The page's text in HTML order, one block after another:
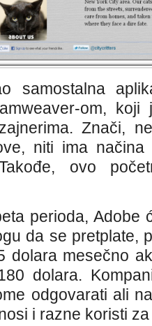
samostalna
om,
Znači,
niti ima
Takođe, ovo
perioda, Adobe
da se pretplate,
dolara mesečno
dolara.
odgovarati ali
i razne koristi